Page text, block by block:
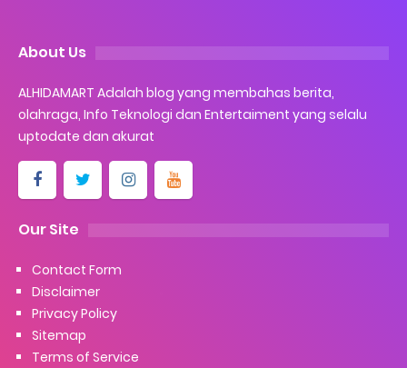
About Us
ALHIDAMART Adalah blog yang membahas berita,
olahraga, Info Teknologi dan Entertaiment yang selalu
uptodate dan akurat
Our Site
Contact Form
Disclaimer
Privacy Policy
Sitemap
Terms of Service